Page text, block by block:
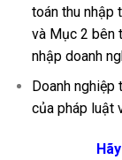
toán thu nhập
và Mục 2 bên
nhập doanh
Doanh
của pháp luật